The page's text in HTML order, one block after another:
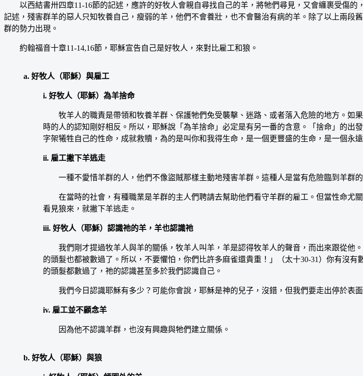
以西結書卅四章11-16節的記述，應許的好牧人會親自尋找自己的羊，將牠們尋見，又會纏裹受傷的
記述，殘害群羊的惡人只知牧養自己，瘦弱的羊，他們不會養壯，也不會醫治有病的羊。除了以上兩
群的勢力出現。
約翰福音十章11-14,16節，耶穌宣告自己是好牧人，來對比雇工和狼。
a. 好牧人（耶穌）與雇工
i. 好牧人（耶穌）為羊捨命
牧羊人的職責是帶領和牧養羊群、保護牠們免受襲擊、迷路、或者落入危險的地方。如
時的人的認知剛好相反。所以，耶穌說「為羊捨命」必定是有另一番的含意。「捨命」的
字架犧牲自己的性命，成就救贖，為的是叫你和我得生命，是一個更豐盛的生命，是一個永
ii. 雇工撇下羊逃走
一種不愛惜羊群的人，他們不像盜賊那樣主動地殘害羊群。這種人是當有危險臨到羊群
在當時的社會，有種職業是羊群的主人們聘請去幫助他們看守羊群的雇工。但當性命尤
看見狼來，就撇下羊逃走。
iii. 好牧人（耶穌）認識祂的羊，羊也認識祂
我們剛才提過牧羊人與羊的關係，牧羊人叫羊，羊是認得牧羊人的聲音，而出來跟從他
的頭髮也都被數過了。所以，不要懼怕，你們比許多麻雀還貴重！」（太十30-31）你有沒
的頭髮都數過了，祂的認識甚至多於我們認識自己。
我們今日認識耶穌有多少？可能你會說，耶穌是神的兒子，沒錯，但我們要走出停於表
iv. 雇工並不顧念羊
因為他不認識羊群，也沒有興趣與牠們建立關係。
b. 好牧人（耶穌）與狼